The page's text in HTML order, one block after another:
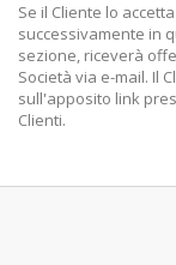
Se il Cliente lo
successivamente in
sezione, riceverà
Società via e-mail. Il
sull'apposito link
Clienti.